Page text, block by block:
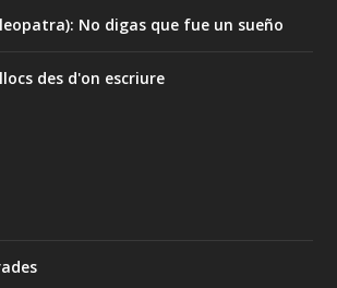
No digas que fue un sueño
des d'on escriure